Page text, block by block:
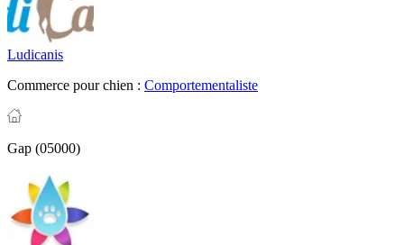
Ludicanis
Commerce pour chien : Comportementaliste
Gap (05000)